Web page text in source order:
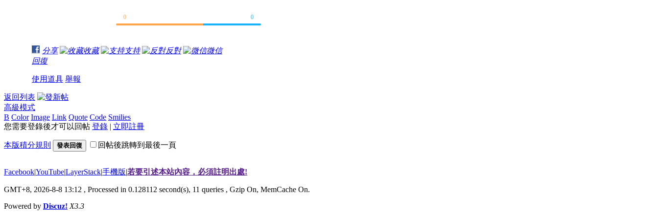
0
0
分享 收藏 支持 反對
微信
回復
使用道具 舉報
返回列表
高級模式
B Color Image Link Quote Code Smilies
您需要登錄後才可以回帖 登錄 | 立即註冊
本版積分規則 發表回復 回帖後跳轉到最後一頁
Facebook|YouTube|LayerStack|手機版|若要引述本站內容，必須註明出處!
GMT+8, 2026-8-8 13:12 , Processed in 0.128112 second(s), 11 queries , Gzip On, MemCache On.
Powered by Discuz! X3.3